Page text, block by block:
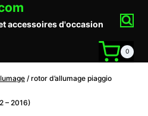
accessoires d'occasion
0
/ rotor d’allumage piaggio
– 2016)